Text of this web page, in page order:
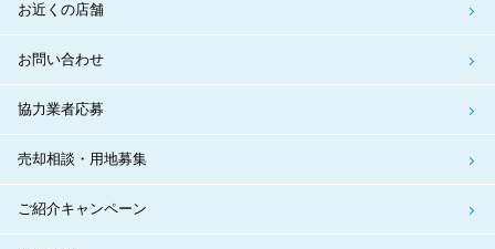
お近くの店舗
お問い合わせ
協力業者応募
売却相談・用地募集
ご紹介キャンペーン